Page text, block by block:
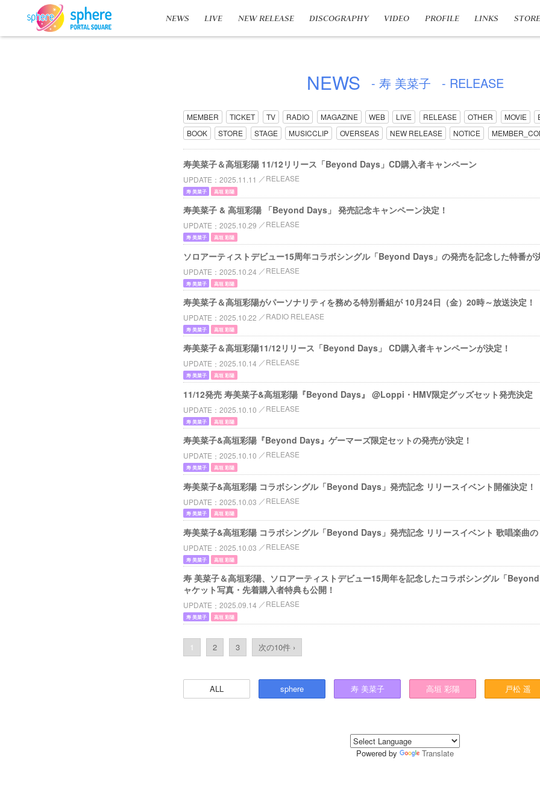
NEWS LIVE NEW RELEASE DISCOGRAPHY VIDEO PROFILE LINKS STORE
NEWS - 寿 美菜子 - RELEASE
MEMBER TICKET TV RADIO MAGAZINE WEB LIVE RELEASE OTHER MOVIE
BOOK
STORE STAGE MUSICCLIP OVERSEAS NEW RELEASE NOTICE
寿美菜子＆高垣彩陽 11/12リリース「Beyond Days」CD購入者キャンペーン
UPDATE 2025.11.11 RELEASE
寿 美菜子 高垣 彩陽
寿美菜子 & 高垣彩陽 「Beyond Days」 発売記念キャンペーン決定！
UPDATE 2025.10.29 RELEASE
寿 美菜子 高垣 彩陽
ソロアーティストデビュー15周年コラボシングル「Beyond Days」の発売を記念した特番が
UPDATE 2025.10.24 RELEASE
寿 美菜子 高垣 彩陽
寿美菜子＆高垣彩陽がパーソナリティを務める特別番組が 10月24日（金）20時～放送決定！
UPDATE 2025.10.22 RADIO RELEASE
寿 美菜子 高垣 彩陽
寿美菜子＆高垣彩陽11/12リリース「Beyond Days」 CD購入者キャンペーンが決定！
UPDATE 2025.10.14 RELEASE
寿 美菜子 高垣 彩陽
11/12発売 寿美菜子&高垣彩陽『Beyond Days』 @Loppi・HMV限定グッズセット発売決定
UPDATE 2025.10.10 RELEASE
寿 美菜子 高垣 彩陽
寿美菜子&高垣彩陽『Beyond Days』ゲーマーズ限定セットの発売が決定！
UPDATE 2025.10.10 RELEASE
寿 美菜子 高垣 彩陽
寿美菜子&高垣彩陽 コラボシングル「Beyond Days」発売記念 リリースイベント開催決定！
UPDATE 2025.10.03 RELEASE
寿 美菜子 高垣 彩陽
寿美菜子&高垣彩陽 コラボシングル「Beyond Days」発売記念 リリースイベント 歌唱楽曲の
UPDATE 2025.10.03 RELEASE
寿 美菜子 高垣 彩陽
寿 美菜子＆高垣彩陽、ソロアーティストデビュー15周年を記念したコラボシングル「
ャケット写真・先着購入者特典も公開！
UPDATE 2025.09.14 RELEASE
寿 美菜子 高垣 彩陽
1 2 3 次の10件 ›
ALL sphere 寿 美菜子 高垣 彩陽 戸松 遥
Powered by Translate